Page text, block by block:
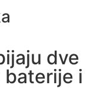
dve
i